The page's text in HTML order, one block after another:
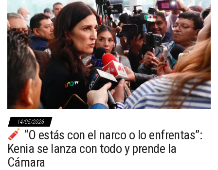
14/05/2026
“O estás con el narco o lo enfrentas”:
Kenia se lanza con todo y prende la
Cámara